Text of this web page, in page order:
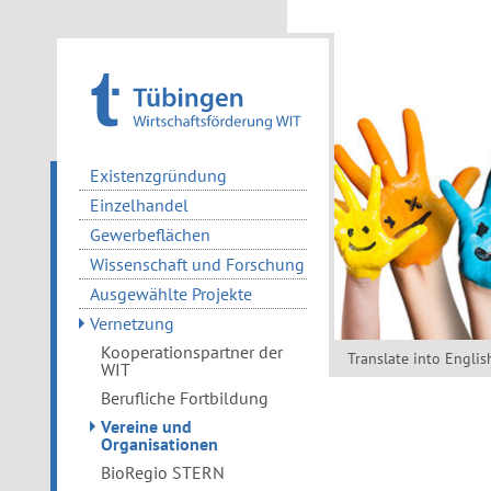
Existenzgründung
Einzelhandel
Gewerbeflächen
Wissenschaft und Forschung
Ausgewählte Projekte
Vernetzung
Kooperationspartner der
WIT
Berufliche Fortbildung
Vereine und
Organisationen
BioRegio STERN
Translate into